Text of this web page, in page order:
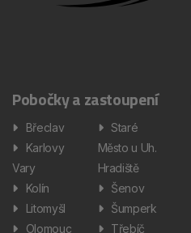
Pobočky a zastoupení
Břeclav
Karlovy
Vary
Kolín
Litomyšl
Olomouc
Staré
Město u Uh.
Hradiště
Šenov
Šumperk
Třebíč